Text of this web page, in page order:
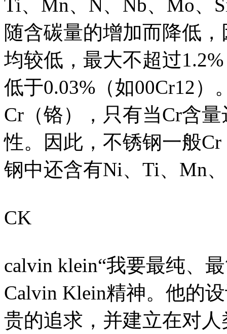
Ti、Mn、N、Nb、Mo、
随含碳量的增加而降低
均较低，最大不超过
低于0.03%（如00Cr12
Cr（铬），只有当Cr含
性。因此，不锈钢一般
钢中还含有Ni、Ti、Mn
CK
calvin klein“我要最纯、
Calvin Klein精神。他的
贵的追求，并建立在对